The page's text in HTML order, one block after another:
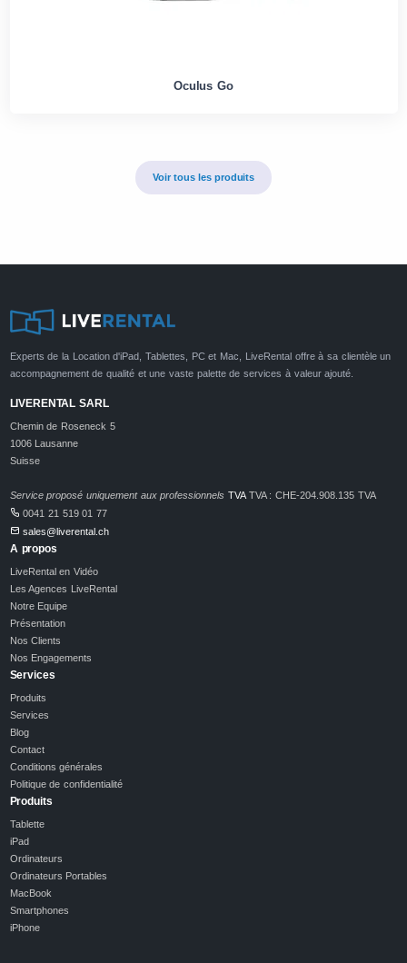
Oculus Go
Voir tous les produits
Experts de la Location d'iPad, Tablettes, PC et Mac, LiveRental offre à sa clientèle un
accompagnement de qualité et une vaste palette de services à valeur ajouté.
LIVERENTAL SARL
Chemin de Roseneck 5
1006 Lausanne
Suisse
Service proposé uniquement aux professionnels TVATVA : CHE-204.908.135 TVA
0041 21 519 01 77
sales@liverental.ch
A propos
LiveRental en Vidéo
Les Agences LiveRental
Notre Equipe
Présentation
Nos Clients
Nos Engagements
Services
Produits
Services
Blog
Contact
Conditions générales
Politique de confidentialité
Produits
Tablette
iPad
Ordinateurs
Ordinateurs Portables
MacBook
Smartphones
iPhone